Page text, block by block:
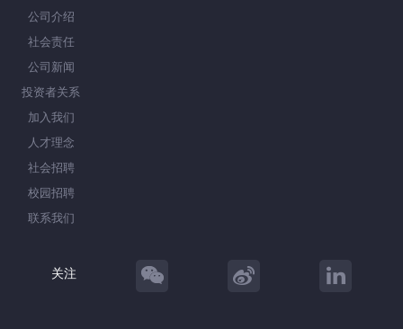
公司介绍
社会责任
公司新闻
投资者关系
加入我们
人才理念
社会招聘
校园招聘
联系我们
关注